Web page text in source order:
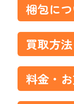
梱包に
買取方
料金・